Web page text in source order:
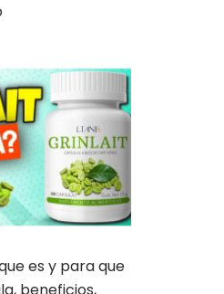
es y para que
beneficios,